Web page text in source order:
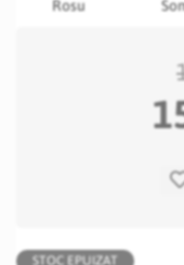
STOC EPUIZAT
Rosu